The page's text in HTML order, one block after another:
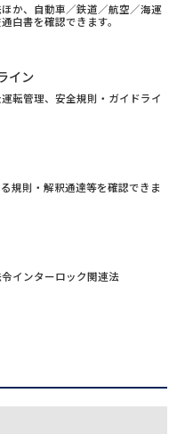
か、自動車／鉄道／航空／海運
白書を確認できます。
イン
転管理、安全規則・ガイドライ
規則・解釈通達等を確認できま
インターロック関連法